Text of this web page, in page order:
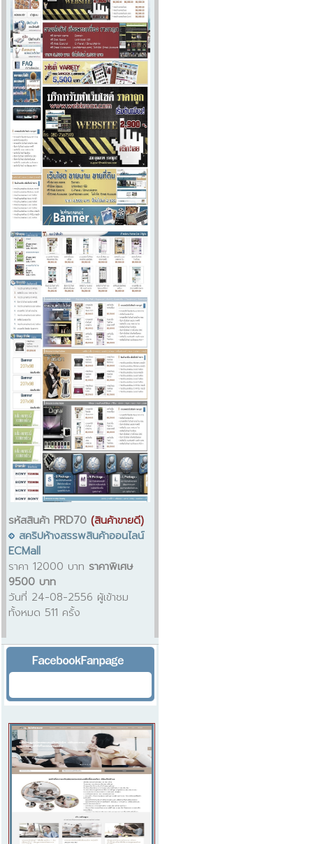
รหัสสินค้า PRD70 (สินค้าขายดี)
สคริปห้างสรรพสินค้าออนไลน์
ECMall
ราคา 12000 บาท ราคาพิเศษ
9500 บาท
วันที่ 24-08-2556 ผู้เข้าชม
ทั้งหมด 511 ครั้ง